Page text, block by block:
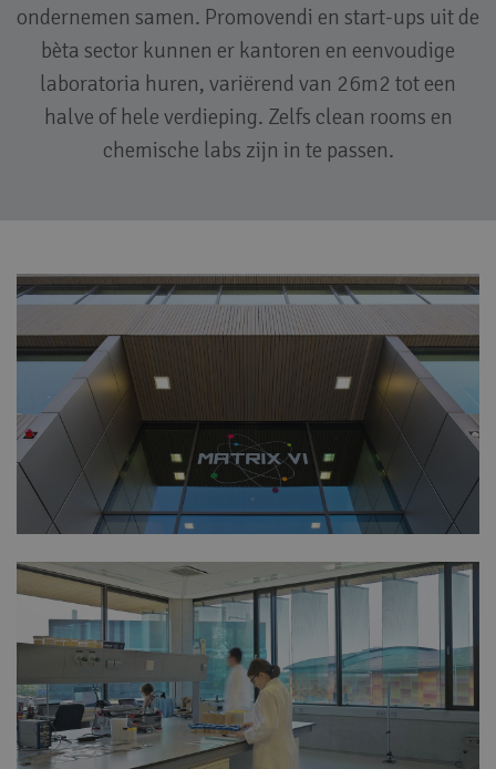
ondernemen samen. Promovendi en start-ups uit de
bèta sector kunnen er kantoren en eenvoudige
laboratoria huren, variërend van 26m2 tot een
halve of hele verdieping. Zelfs clean rooms en
chemische labs zijn in te passen.